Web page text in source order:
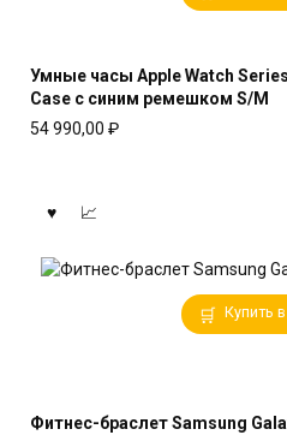
Умные часы Apple Watch
Case с синим ремешком S/M
54 990,00 ₽
Купить
Фитнес-браслет Samsung